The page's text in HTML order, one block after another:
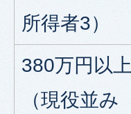
所得者3）
380万円以上
（現役並み